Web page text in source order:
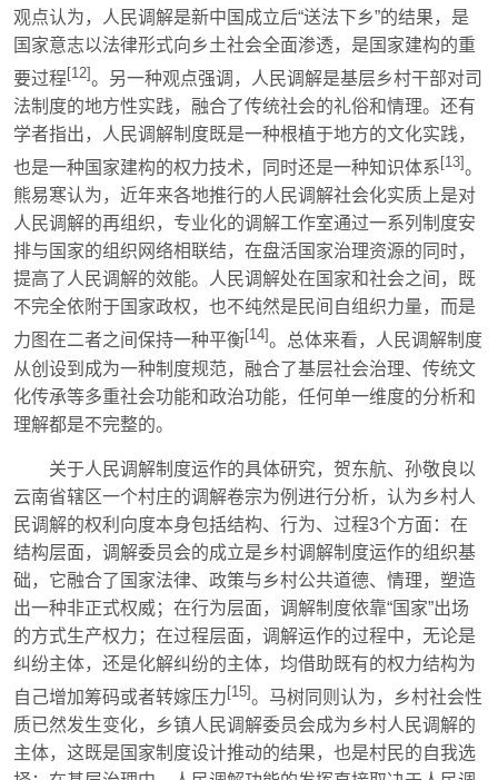
观点认为，人民调解是新中国成立后“送法下乡”的结果，是
国家意志以法律形式向乡土社会全面渗透，是国家建构的重
要过程[12]。另一种观点强调，人民调解是基层乡村干部对司
法制度的地方性实践，融合了传统社会的礼俗和情理。还有
学者指出，人民调解制度既是一种根植于地方的文化实践，
也是一种国家建构的权力技术，同时还是一种知识体系 [13]。
熊易寒认为，近年来各地推行的人民调解社会化实质上是对
人民调解的再组织，专业化的调解工作室通过一系列制度安
排与国家的组织网络相联结，在盘活国家治理资源的同时，
提高了人民调解的效能。人民调解处在国家和社会之间，既
不完全依附于国家政权，也不纯然是民间自组织力量，而是
力图在二者之间保持一种平衡[14]。总体来看，人民调解制度
从创设到成为一种制度规范，融合了基层社会治理、传统文
化传承等多重社会功能和政治功能，任何单一维度的分析和
理解都是不完整的。
关于人民调解制度运作的具体研究，贺东航、孙敬良以
云南省辖区一个村庄的调解卷宗为例进行分析，认为乡村人
民调解的权利向度本身包括结构、行为、过程3个方面：在
结构层面，调解委员会的成立是乡村调解制度运作的组织基
础，它融合了国家法律、政策与乡村公共道德、情理，塑造
出一种非正式权威；在行为层面，调解制度依靠“国家”出场
的方式生产权力；在过程层面，调解运作的过程中，无论是
纠纷主体，还是化解纠纷的主体，均借助既有的权力结构为
自己增加筹码或者转嫁压力[15]。马树同则认为，乡村社会性
质已然发生变化，乡镇人民调解委员会成为乡村人民调解的
主体，这既是国家制度设计推动的结果，也是村民的自我选